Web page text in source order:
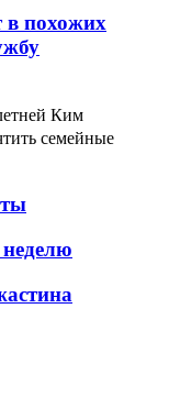
похожих
Ким
семейные